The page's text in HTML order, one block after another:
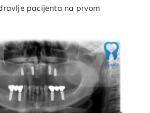
pacijenta na prvom